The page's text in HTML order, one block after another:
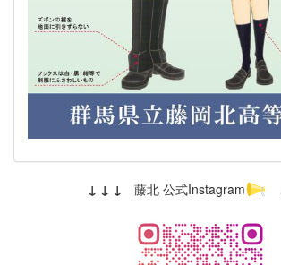
↓ ↓ ↓ 藤北 公式Instagram